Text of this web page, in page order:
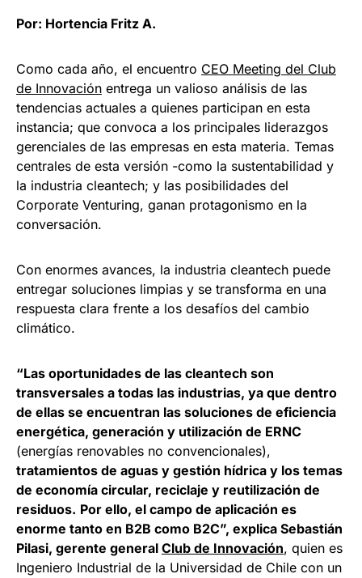
Por: Hortencia Fritz A.
Como cada año, el encuentro CEO Meeting del Club
de Innovación entrega un valioso análisis de las
tendencias actuales a quienes participan en esta
instancia; que convoca a los principales liderazgos
gerenciales de las empresas en esta materia. Temas
centrales de esta versión -como la sustentabilidad y
la industria cleantech; y las posibilidades del
Corporate Venturing, ganan protagonismo en la
conversación.
Con enormes avances, la industria cleantech puede
entregar soluciones limpias y se transforma en una
respuesta clara frente a los desafíos del cambio
climático.
“Las oportunidades de las cleantech son
transversales a todas las industrias, ya que dentro
de ellas se encuentran las soluciones de eficiencia
energética, generación y utilización de ERNC
(energías renovables no convencionales),
tratamientos de aguas y gestión hídrica y los temas
de economía circular, reciclaje y reutilización de
residuos. Por ello, el campo de aplicación es
enorme tanto en B2B como B2C”, explica Sebastián
Pilasi, gerente general Club de Innovación, quien es
Ingeniero Industrial de la Universidad de Chile con un